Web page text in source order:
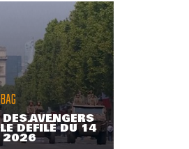
AVENGERS
DÉFILÉ DU 14
2026